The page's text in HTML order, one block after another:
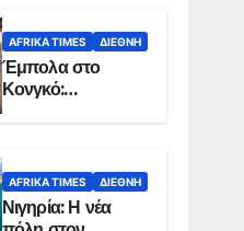
στην Οτούκπο
AFRIKA TIMES ΔΙΕΘΝΉ
Έμπολα στο
Κονγκό:
Ξεπέρασαν τους
AFRIKA TIMES ΔΙΕΘΝΉ
Νιγηρία: Η νέα